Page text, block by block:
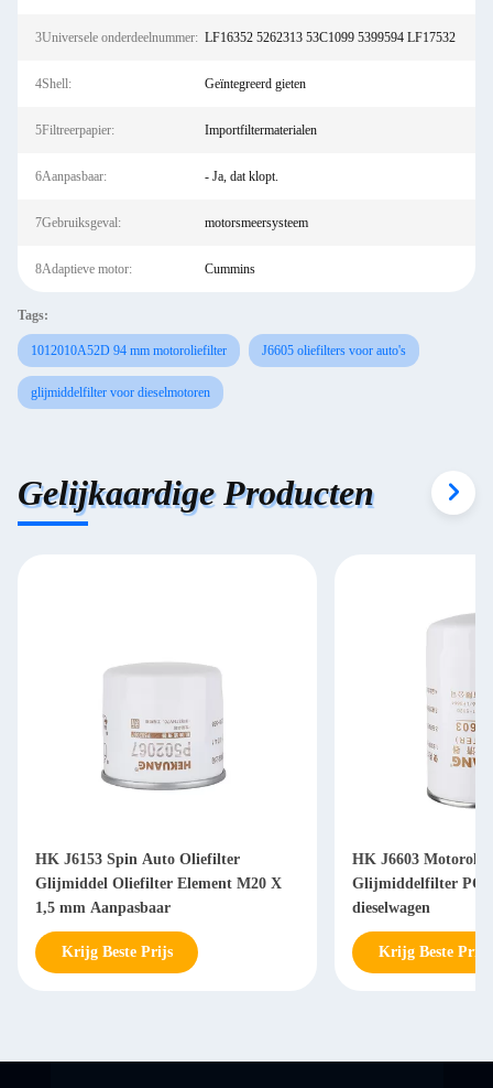
3Universele onderdeelnummer: LF16352 5262313 53C1099 5399594 LF17532
4Shell: Geïntegreerd gieten
5Filtreerpapier: Importfiltermaterialen
6Aanpasbaar: - Ja, dat klopt.
7Gebruiksgeval: motorsmeersysteem
8Adaptieve motor: Cummins
Tags:
1012010A52D 94 mm motoroliefilter J6605 oliefilters voor auto's
glijmiddelfilter voor dieselmotoren
Gelijkaardige Producten
HK J6153 Spin Auto Oliefilter
Glijmiddel Oliefilter Element M20 X
1,5 mm Aanpasbaar
Krijg Beste Prijs
HK J6603
Glijmiddelfilter
dieselwagen
Krijg Beste Prijs